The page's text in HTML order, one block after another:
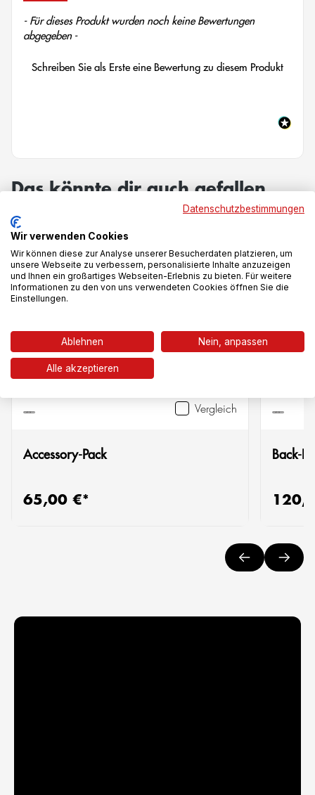
- Für dieses Produkt wurden noch keine Bewertungen
abgegeben -
Schreiben Sie als Erste eine Bewertung zu diesem Produkt
New content loaded
Das könnte dir auch gefallen
Vergleich
Accessory-Pack
Regulärer Preis:
65,00 €*
Back-
Datenschutzbestimmungen
Wir verwenden Cookies
Wir können diese zur Analyse unserer Besucherdaten platzieren, um
unsere Webseite zu verbessern, personalisierte Inhalte anzuzeigen
und Ihnen ein großartiges Webseiten-Erlebnis zu bieten. Für weitere
Informationen zu den von uns verwendeten Cookies öffnen Sie die
Einstellungen.
Ablehnen Nein, anpassen
Alle akzeptieren